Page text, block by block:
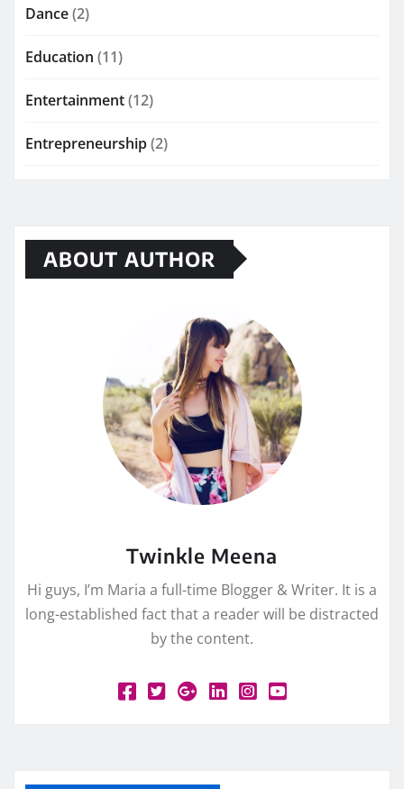
Dance(2)
Education (11)
Entertainment(12)
Entrepreneurship(2)
ABOUT AUTHOR
Twinkle Meena
Hi guys, I’m Maria a full-time Blogger & Writer. It is a
long-established fact that a reader will be distracted
by the content.